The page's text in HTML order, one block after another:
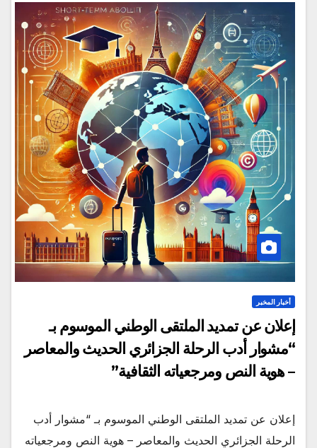
أخبار المخبر
إعلان عن تمديد الملتقى الوطني الموسوم بـ
“مشوار أدب الرحلة الجزائري الحديث والمعاصر
– هوية النص ومرجعياته الثقافية”
إعلان عن تمديد الملتقى الوطني الموسوم بـ “مشوار أدب
الرحلة الجزائري الحديث والمعاصر – هوية النص ومرجعياته